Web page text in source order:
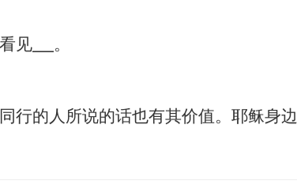
___。
行的人所说的话也有其价值。耶稣身